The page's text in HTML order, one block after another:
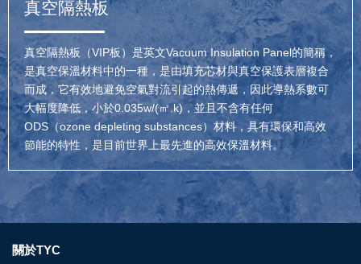
真空隔熱板
真空隔熱板（VIP板）是英文Vacuum Insulation Panel的簡稱，
是真空保溫材料中的一種，是由填充芯材與真空保護表層複合
而成，它有效地避免空氣對流引起的熱傳遞，因此導熱系數可
大幅度降低，小於0.035w/(㎡.k)，並且不含有任何
ODS（ozone depleting substances）材料，具有環保和高效
節能的特性，是目前世界上最先進的高效保溫材料。
關於TYC